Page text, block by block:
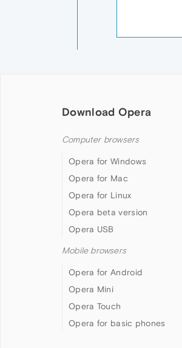
Download Opera
Computer browsers
Opera for Windows
Opera for Mac
Opera for Linux
Opera beta version
Opera USB
Mobile browsers
Opera for Android
Opera Mini
Opera Touch
Opera for basic phones